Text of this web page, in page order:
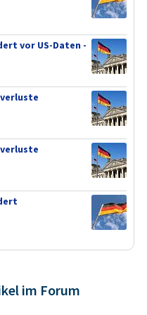
vor US-Daten -
im Forum